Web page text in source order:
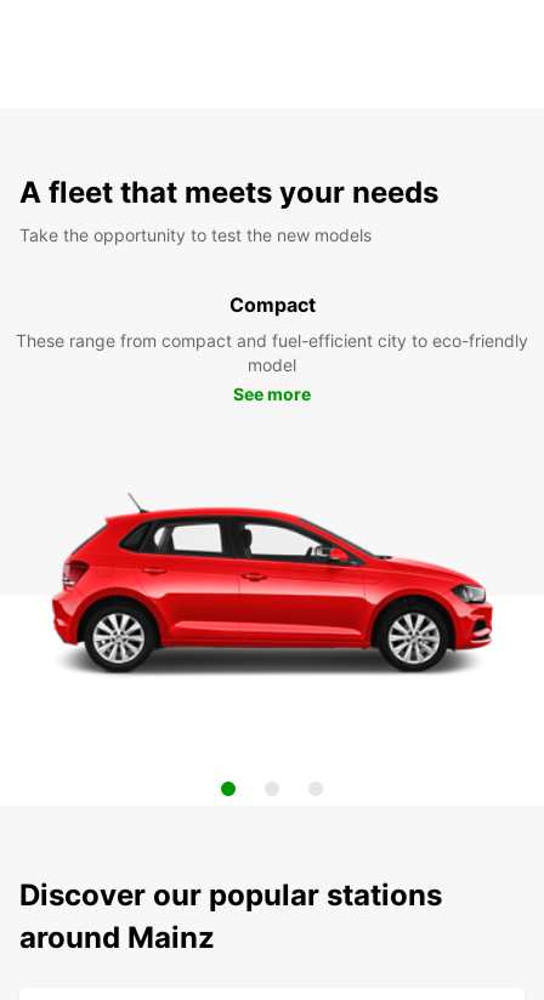
A fleet that meets your needs
Take the opportunity to test the new models
Compact
These range from compact and fuel-efficient city to eco-friendly
model
See more
Discover our popular stations
around Mainz